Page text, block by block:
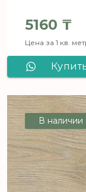
5160 ₸
Цена за 1 кв.
В наличии